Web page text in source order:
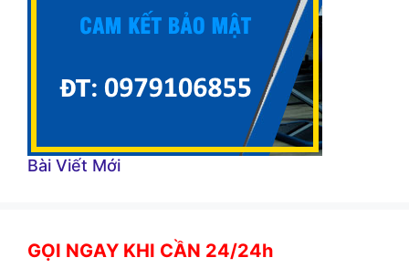
Bài Viết Mới
GỌI NGAY KHI CẦN 24/24h